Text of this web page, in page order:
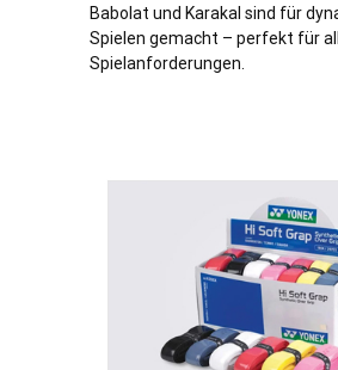
Babolat und Karakal sind für
Spielen gemacht – perfekt für
Spielanforderungen.